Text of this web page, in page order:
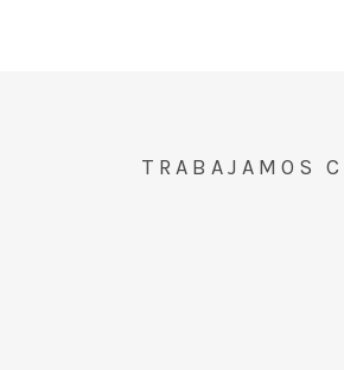
TRABAJAMOS